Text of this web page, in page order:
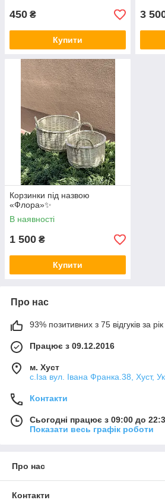
450 ₴
Купити
3
Корзинки під назвою
«Флора»✨
В наявності
1 500 ₴
Купити
Про нас
93% позитивних з 75 відгуків за рік
Працює з 09.12.2016
м. Хуст
с.Іза вул. Івана Франка.38, Хуст,
Контакти
Сьогодні працює з 09:00 до
Показати весь графік роботи
Про нас
Контакти